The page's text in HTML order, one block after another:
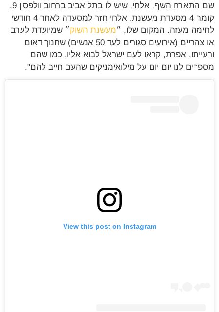
שם התארח השף, אלחי, שיש לו בתל אביב ברחוב וולפסון 9,
קומה 4 מסעדת מעשנת. אלחי חזר למסעדה לאחר 4 חודשי
לחימה מעזה. המקום שלו, ״מעשנת השוק״ שמיועדת לערב
או צהריים (אירועים סגורים לעד 50 אנשים) שחנוך דאום
ורעייתו, אפרת, קראו לעם ישראל לבוא אליו, כמו שהם
מספרים לנו יום יום על מילואימניקים שהעם חייב להם".
View this post on Instagram